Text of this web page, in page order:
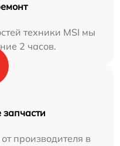
техники MSI мы
2 часов.
производителя в